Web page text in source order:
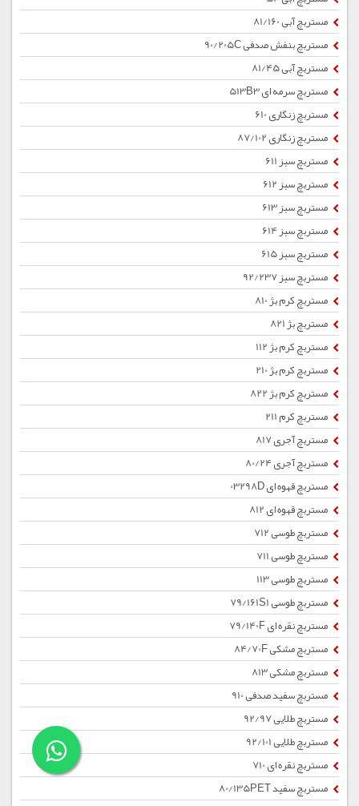
مستربچ آبی 81/160
مستربچ بنفش صدفی 90/205C
مستربچ آبی 81/45
مستربچ سرمه ای 513B3
مستربچ زنگاری 610
مستربچ زنگاری 87/102
مستربچ سبز 611
مستربچ سبز 612
مستربچ سبز 613
مستربچ سبز 614
مستربچ سبز 615
مستربچ سبز 92/237
مستربچ کرم بژ 810
مستربچ بژ 821
مستربچ کرم بژ 112
مستربچ کرم بژ 210
مستربچ کرم بژ 822
مستربچ کرم 211
مستربچ آجری 817
مستربچ آجری 80/24
مستربچ قهوه ای 03298D
مستربچ قهوه ای 812
مستربچ طوسی 712
مستربچ طوسی 711
مستربچ طوسی 113
مستربچ طوسی 79/161S1
مستربچ نقره ای 79/140F
مستربچ مشکی 84/70F
مستربچ مشکی 813
مستربچ سفید صدفی 910
مستربچ طلایی 92/97
مستربچ طلایی 92/101
مستربچ نقره ای 710
مستربچ سفید 80/135PET